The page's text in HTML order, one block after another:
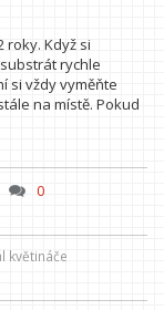
Když si
rychle
si vždy vyměňte
na místě. Pokud
0
květináče